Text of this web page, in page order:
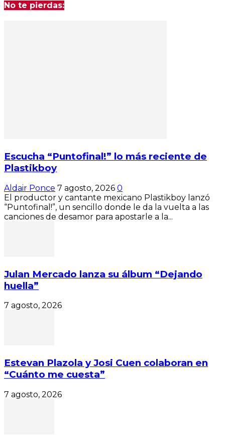
No te pierdas:
Escucha “Puntofinal!” lo más reciente de
Plastikboy
Aldair Ponce 7 agosto, 2026 0
El productor y cantante mexicano Plastikboy lanzó
“Puntofinal!”, un sencillo donde le da la vuelta a las
canciones de desamor para apostarle a la...
Julan Mercado lanza su álbum “Dejando
huella”
7 agosto, 2026
Estevan Plazola y Josi Cuen colaboran en
“Cuánto me cuesta”
7 agosto, 2026